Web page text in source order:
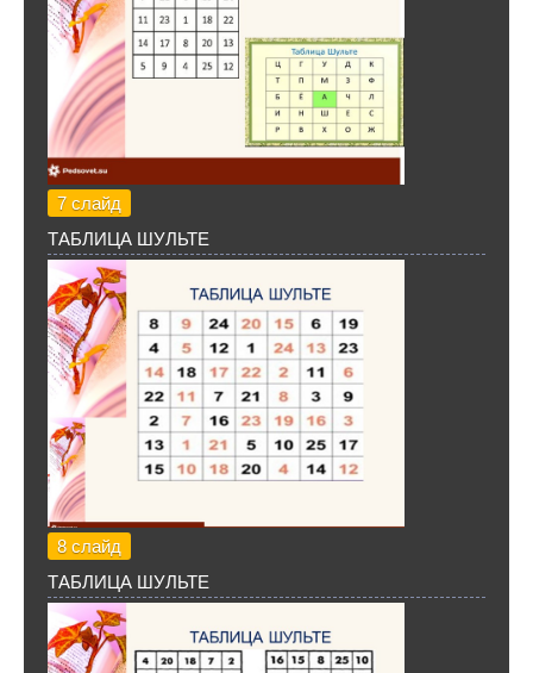
7 слайд
ТАБЛИЦА ШУЛЬТЕ
8 слайд
ТАБЛИЦА ШУЛЬТЕ